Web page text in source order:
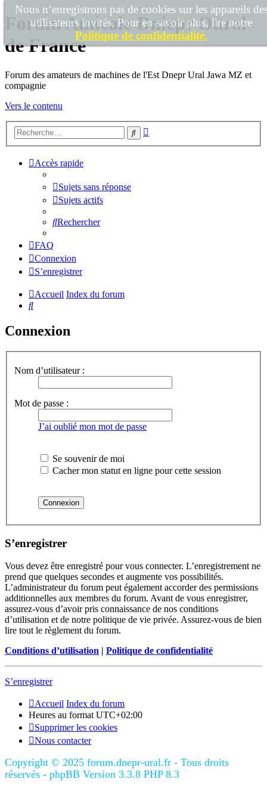
Nous n‘enregistrons pas de cookies sur les appareils
utilisateurs invités. Pour en savoir plus, lire notre
Politique de confidentialité.
Forum Amicale Dniepr Oural
de France
Forum des amateurs de machines de l'Est Dnepr Ural Jawa MZ et
compagnie
Vers le contenu
Rechercher
Accès rapide
Sujets sans réponse
Sujets actifs
Rechercher
FAQ
Connexion
S’enregistrer
Accueil Index du forum
Rechercher
Connexion
Nom d’utilisateur :
Mot de passe :
J’ai oublié mon mot de passe
Se souvenir de moi
Cacher mon statut en ligne pour cette session
S’enregistrer
Vous devez être enregistré pour vous connecter. L’enregistrement ne
prend que quelques secondes et augmente vos possibilités.
L’administrateur du forum peut également accorder des permissions
additionnelles aux membres du forum. Avant de vous enregistrer,
assurez-vous d’avoir pris connaissance de nos conditions
d’utilisation et de notre politique de vie privée. Assurez-vous de bien
lire tout le règlement du forum.
Conditions d’utilisation | Politique de confidentialité
S’enregistrer
Accueil Index du forum
Heures au format UTC+02:00
Supprimer les cookies
Nous contacter
Copyright © 2025 forum.dnepr-ural.fr - Tous droits
réservés - phpBB Version 3.3.8 PHP 8.3